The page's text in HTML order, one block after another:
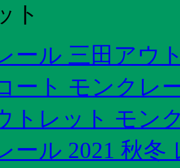
ト
ール 三田アウ
ート モンクレ
トレット モン
ール 2021 秋